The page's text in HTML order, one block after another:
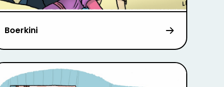
Boerkini